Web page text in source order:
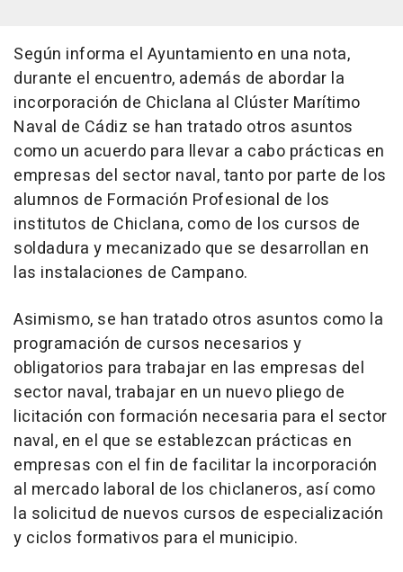
Según informa el Ayuntamiento en una nota,
durante el encuentro, además de abordar la
incorporación de Chiclana al Clúster Marítimo
Naval de Cádiz se han tratado otros asuntos
como un acuerdo para llevar a cabo prácticas en
empresas del sector naval, tanto por parte de los
alumnos de Formación Profesional de los
institutos de Chiclana, como de los cursos de
soldadura y mecanizado que se desarrollan en
las instalaciones de Campano.
Asimismo, se han tratado otros asuntos como la
programación de cursos necesarios y
obligatorios para trabajar en las empresas del
sector naval, trabajar en un nuevo pliego de
licitación con formación necesaria para el sector
naval, en el que se establezcan prácticas en
empresas con el fin de facilitar la incorporación
al mercado laboral de los chiclaneros, así como
la solicitud de nuevos cursos de especialización
y ciclos formativos para el municipio.